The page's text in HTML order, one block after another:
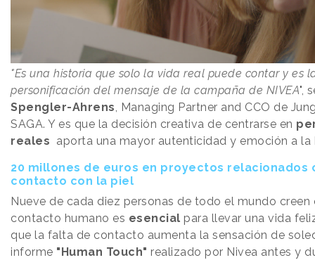
"Es una historia que solo la vida real puede contar y es
personificación del mensaje de la campaña de NIVEA",
Spengler-Ahrens, Managing Partner and CCO de
SAGA. Y es que la decisión creativa de centrarse en
reales aporta una mayor autenticidad y emoción a la
20 millones de euros en proyectos relacionados
contacto con la piel
Nueve de cada diez personas de todo el mundo creen
contacto humano es esencial para llevar una vida
que la falta de contacto aumenta la sensación de
informe "Human Touch" realizado por Nivea antes y